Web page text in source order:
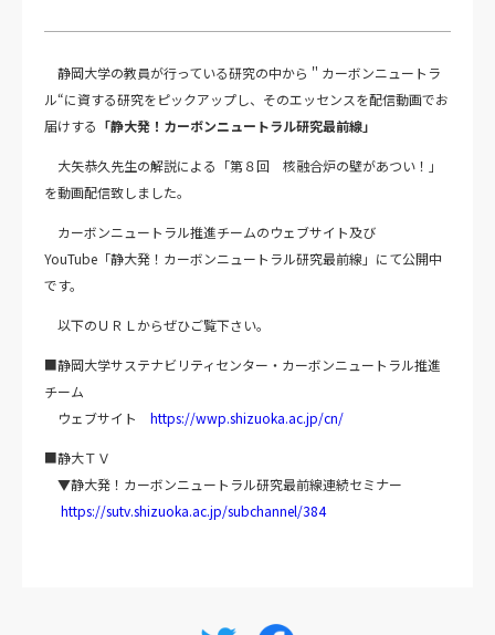
静岡大学の教員が行っている研究の中から＂カーボンニュートラ
ル“に資する研究をピックアップし、そのエッセンスを配信動画でお
届けする 「静大発！カーボンニュートラル研究最前線」
大矢恭久先生の解説による「第８回 核融合炉の壁があつい！」
を動画配信致しました。
カーボンニュートラル推進チームのウェブサイト及び
YouTube「静大発！カーボンニュートラル研究最前線」にて公開中
です。
以下のＵＲＬからぜひご覧下さい。
■静岡大学サステナビリティセンター・カーボンニュートラル推進
チーム
ウェブサイト https://wwp.shizuoka.ac.jp/cn/
■静大ＴＶ
▼静大発！カーボンニュートラル研究最前線連続セミナー
https://sutv.shizuoka.ac.jp/subchannel/384